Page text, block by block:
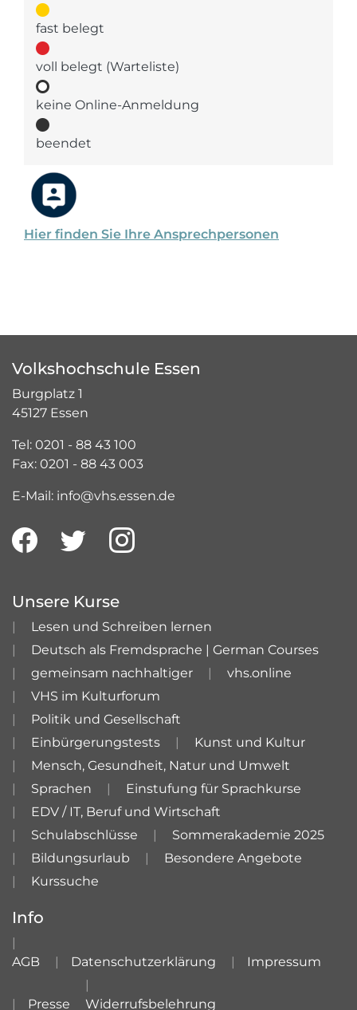
Hier finden Sie Ihre Ansprechpersonen
fast belegt
voll belegt (Warteliste)
keine Online-Anmeldung
beendet
Volkshochschule Essen
Burgplatz 1
45127 Essen
Tel: 0201 - 88 43 100
Fax: 0201 - 88 43 003
E-Mail: info@vhs.essen.de
Unsere Kurse
Lesen und Schreiben lernen
Deutsch als Fremdsprache | German Courses
gemeinsam nachhaltiger
vhs.online
VHS im Kulturforum
Politik und Gesellschaft
Einbürgerungstests
Kunst und Kultur
Mensch, Gesundheit, Natur und Umwelt
Sprachen
Einstufung für Sprachkurse
EDV / IT, Beruf und Wirtschaft
Schulabschlüsse
Sommerakademie 2025
Bildungsurlaub
Besondere Angebote
Kurssuche
Info
AGB Datenschutzerklärung Impressum
Presse Widerrufsbelehrung